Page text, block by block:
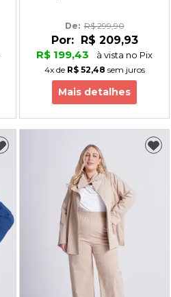
De: R$ 299,90
Por: R$ 209,93
R$ 199,43
à vista no Pix
4xde R$ 52,48 sem juros
Mais detalhes